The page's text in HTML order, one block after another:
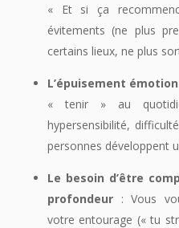
« Et si ça
évitements (ne plus
certains lieux, ne plus
L’épuisement
« tenir » au
hypersensibilité,
personnes développent
Le besoin d’être
profondeur: Vous
votre entourage (« tu